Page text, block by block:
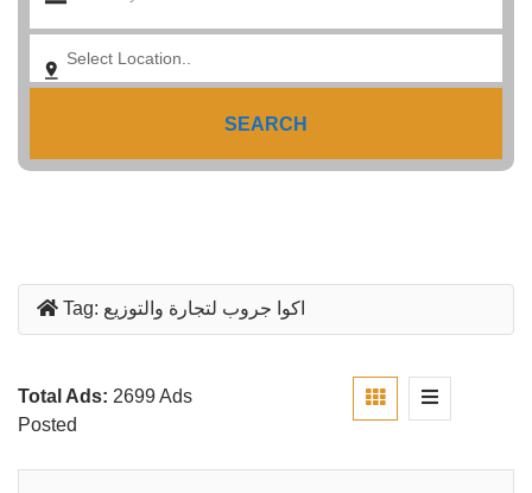
SEARCH
Tag: اكوا جروب لتجارة والتوزيع
Total Ads: 2699 Ads
Posted